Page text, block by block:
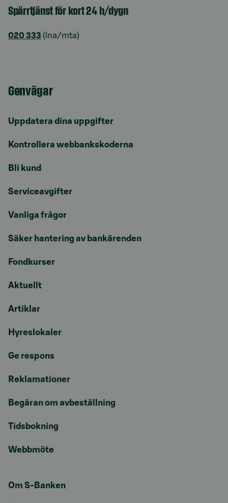
Spärrtjänst för kort 24 h/dygn
020 333 (lna/mta)
Genvägar
Uppdatera dina uppgifter
Kontrollera webbankskoderna
Bli kund
Serviceavgifter
Vanliga frågor
Säker hantering av bankärenden
Fondkurser
Aktuellt
Artiklar
Hyreslokaler
Ge respons
Reklamationer
Begäran om avbeställning
Tidsbokning
Webbmöte
Om S-Banken